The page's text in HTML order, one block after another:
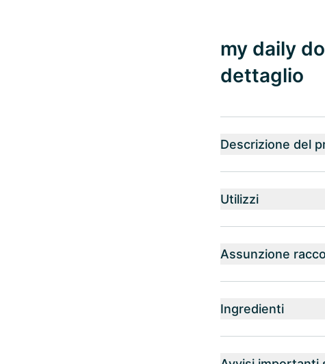
my daily
dettaglio
Descrizione del
Utilizzi
Assunzione
Ingredienti